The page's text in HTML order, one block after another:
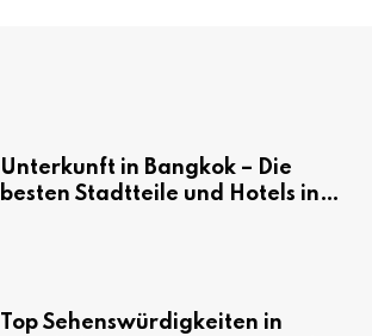
Unterkunft in Bangkok – Die
besten Stadtteile und Hotels in
Top Sehenswürdigkeiten in